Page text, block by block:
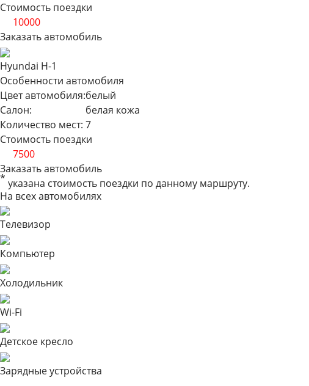
Стоимость поездки
10000
Заказать автомобиль
Hyundai H-1
Особенности автомобиля
Цвет автомобиля:белый
Салон:
белая кожа
Количество мест: 7
Стоимость поездки
7500
Заказать автомобиль
* указана стоимость поездки по данному маршруту.
На всех автомобилях
Телевизор
Компьютер
Холодильник
Wi-Fi
Детское кресло
Зарядные устройства